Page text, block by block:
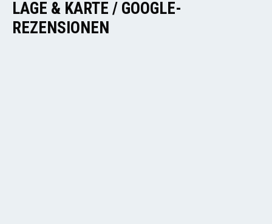
LAGE & KARTE / GOOGLE-
REZENSIONEN